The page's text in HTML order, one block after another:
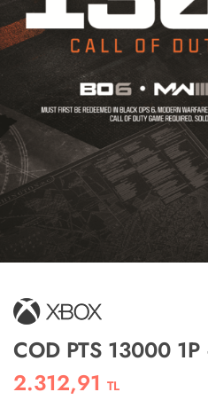
COD PTS 13000
2.312,91 TL